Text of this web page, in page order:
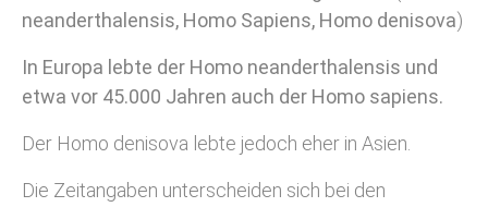
neanderthalensis, Homo Sapiens, Homo denisova)
In Europa lebte der Homo neanderthalensis und
etwa vor 45.000 Jahren auch der Homo sapiens.
Der Homo denisova lebte jedoch eher in Asien.
Die Zeitangaben unterscheiden sich bei den